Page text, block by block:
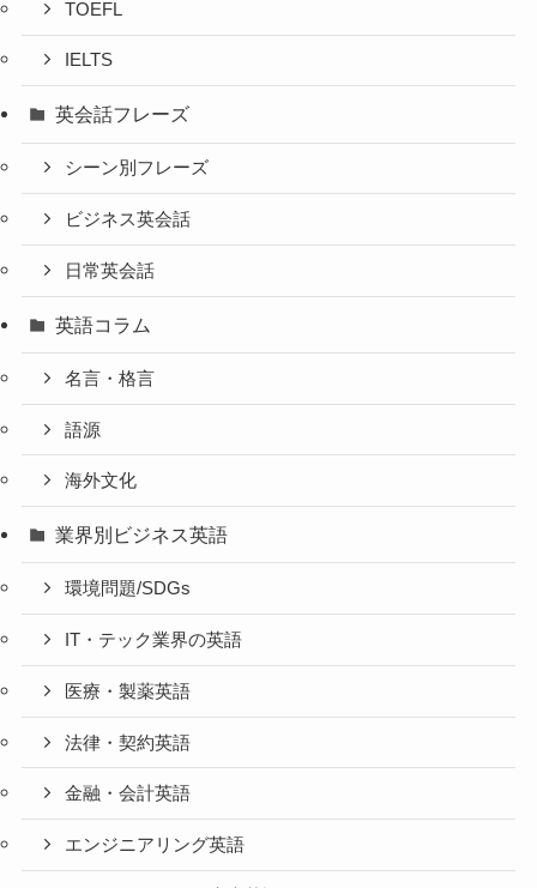
TOEFL
IELTS
英会話フレーズ
シーン別フレーズ
ビジネス英会話
日常英会話
英語コラム
名言・格言
語源
海外文化
業界別ビジネス英語
環境問題/SDGs
IT・テック業界の英語
医療・製薬英語
法律・契約英語
金融・会計英語
エンジニアリング英語